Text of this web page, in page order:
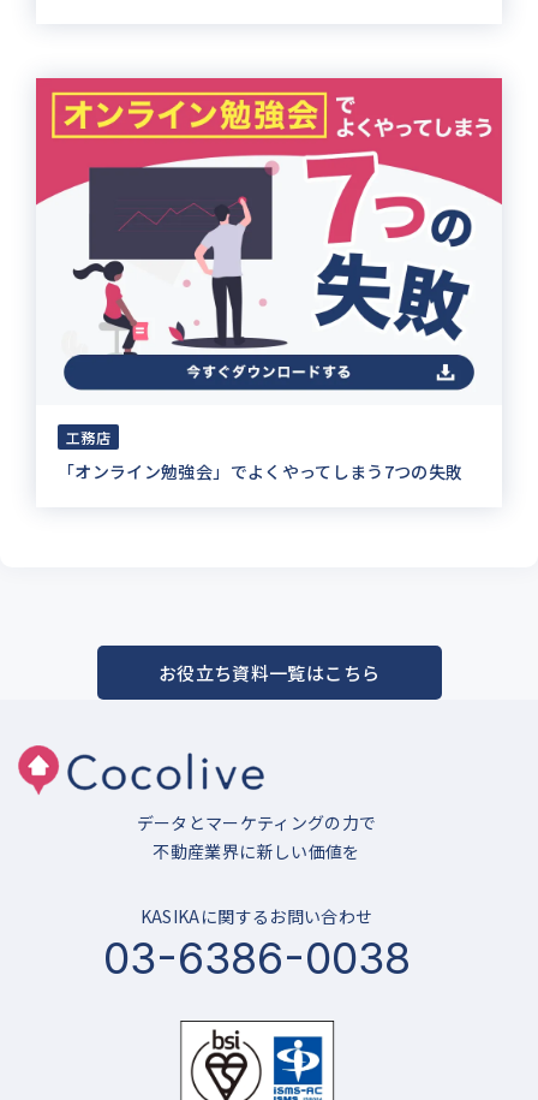
工務店
「オンライン勉強会」でよくやってしまう7つの失敗
お役立ち資料一覧はこちら
データとマーケティングの力で
不動産業界に新しい価値を
KASIKAに関するお問い合わせ
03-6386-0038